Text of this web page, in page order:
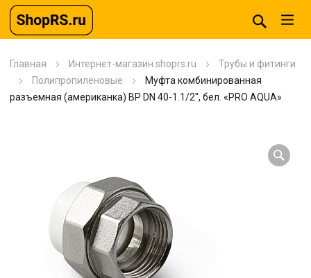
Главная Интернет-магазин shoprs.ru
Трубы и фитинги
Полипропиленовые
Муфта комбинированная
разъемная (американка) ВР DN 40-1.1/2″, бел. «PRO AQUA»